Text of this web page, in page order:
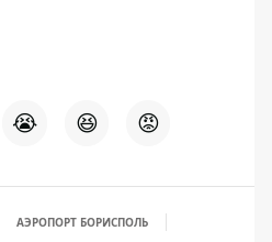
😭 😆 😡
АЭРОПОРТ БОРИСПОЛЬ